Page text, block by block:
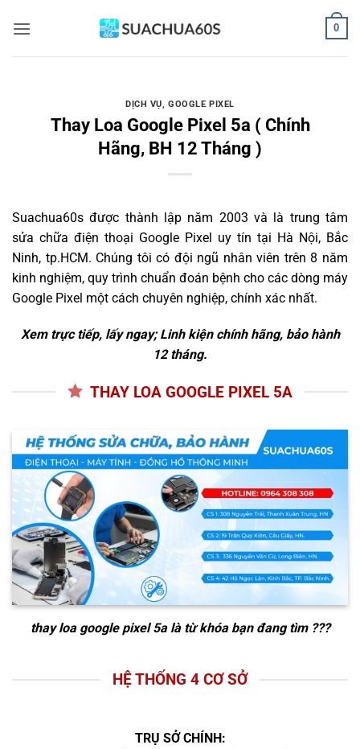
qua
0
DỊCH VỤ,GOOGLE PIXEL
Thay Loa Google Pixel 5a ( Chính
Hãng, BH 12 Tháng )
Suachua60s được thành lập năm 2003 và là trung tâm
sửa chữa điện thoại Google Pixel uy tín tại Hà Nội, Bắc
Ninh, tp.HCM. Chúng tôi có đội ngũ nhân viên trên 8 năm
kinh nghiệm, quy trình chuẩn đoán bệnh cho các dòng máy
Google Pixel một cách chuyên nghiệp, chính xác nhất.
Xem trực tiếp, lấy ngay; Linh kiện chính hãng, bảo hành
12 tháng.
THAY LOA GOOGLE PIXEL 5A
thay loa google pixel 5alà từ khóa bạn đang tìm ???
HỆ THỐNG 4 CƠ SỞ
TRỤ SỞ CHÍNH: